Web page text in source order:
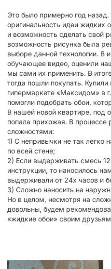
Это было примерно год
оригинальность идеи жидких
и возможность сделать свой
возможность рисунка была
выборе данной технологии. В
обучающее видео, оценили
мы сами их применить. В
тогда пошли покупать.
гипермаркете «Максидом» в
помогли подобрать обои,
В нашей новой квартире, под
попала прихожая. В процессе
сложностями:
1) С непривычки не так легко
по всей стене;
2) Если выдерживать смесь
инструкции, то наносилось
выдерживали от 24х часов и
3) Сложно наносить на
Но в целом, несмотря на
довольны, будем
«жидкие обои» своим